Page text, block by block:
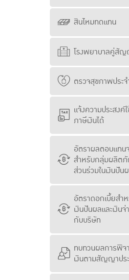
สินไหมทดแทน
โรงพยาบาลคู่สั
ตรวจสุขภาพประ
แจ้งความประสงค์
ภาษีเงินได้
อัตราผลตอบแทน
สำหรับกลุ่มผลิต
ส่วนร่วมในเงินปัน
อัตราดอกเบี้ยสำ
เงินปันผลและเงิน
กับบริษัท
ทบทวนผลการพิจ
เงินตามสัญญาปร